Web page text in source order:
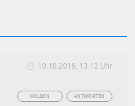
10.10.2019, 13:12 Uhr
ANTWORTEN
MELDEN